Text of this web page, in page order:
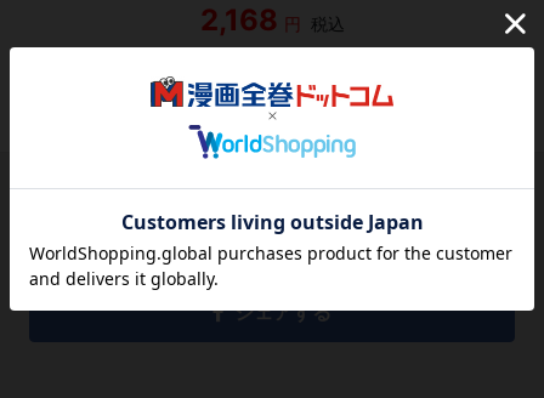
2,168 円 税込
品切れ
シェアする
シェアする